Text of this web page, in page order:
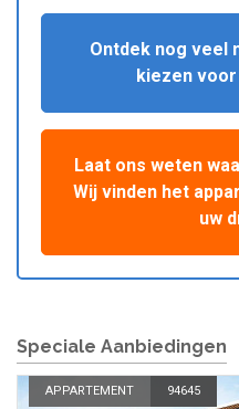
Ontdek nog veel
kiezen
Laat ons weten
Wij vinden het
uw
Speciale Aanbiedingen
APPARTEMENT 94645